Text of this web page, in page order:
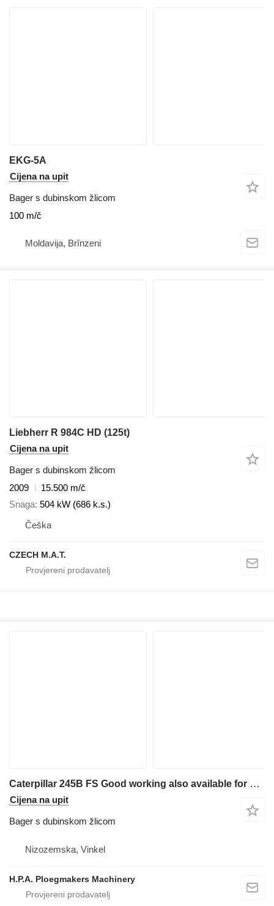
EKG-5A
Cijena na upit
Bager s dubinskom žlicom
100 m/č
Moldavija, Brînzeni
Liebherr R 984C HD (125t)
Cijena na upit
Bager s dubinskom žlicom
2009
15.500 m/č
Snaga 504 kW (686 k.s.)
Češka
CZECH M.A.T.
Caterpillar 245B FS Good working also available for parts
Cijena na upit
Bager s dubinskom žlicom
Nizozemska, Vinkel
H.P.A. Ploegmakers Machinery